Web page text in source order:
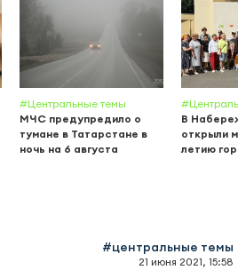
#Центральные темы
МЧС предупредило о
тумане в Татарстане в
ночь на 6 августа
В
открыли
летию
#центральные темы
21 июня 2021, 15:58